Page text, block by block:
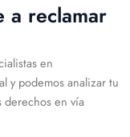
a reclamar
en
y podemos analizar tu
en vía